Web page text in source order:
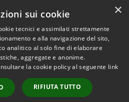
Copyright © 2026 • Comune di
Lesignano de' Bagni • Powered
byMunicipium
Accesso
redazione
×
sui cookie
tecnici e assimilati strettamente
e alla navigazione del sito,
analitico al solo fine di elaborare
aggregate e anonime.
la cookie policy al seguente link
RIFIUTA TUTTO